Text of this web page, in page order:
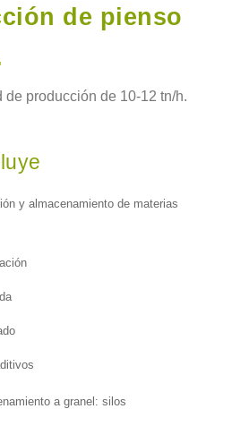
de pienso
de producción de 10-12 tn/h.
y almacenamiento de materias
a granel: silos